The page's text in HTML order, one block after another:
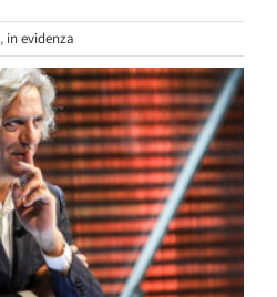
, in evidenza